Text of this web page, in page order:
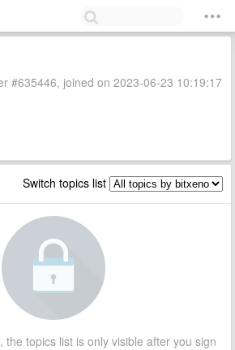
#635446, joined on 2023-06-23 10:19:17
Switch topics list
the topics list is only visible after you sign